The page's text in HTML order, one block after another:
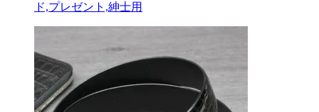
ド,プレゼント,紳士用